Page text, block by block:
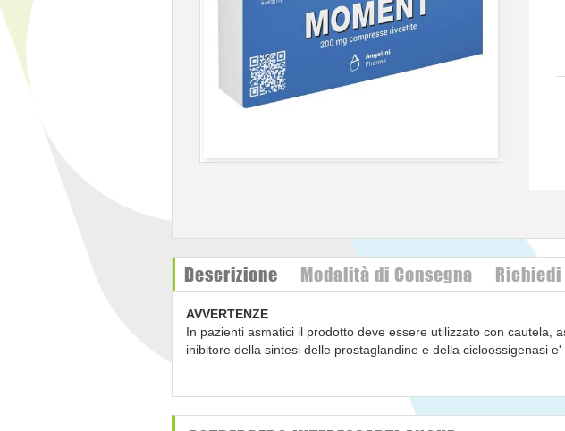
Descrizione Modalità di Consegna
AVVERTENZE
In pazienti asmatici il prodotto deve essere utilizzato con cautela,
inibitore della sintesi delle prostaglandine e della cicloossigenasi
Gli effetti indesiderati possono essere minimizzati con l'uso della
occorre per controllare i sintomi (vedere i paragrafi sottostanti sui